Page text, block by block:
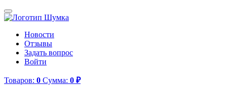
Новости
Отзывы
Задать вопрос
Войти
Товаров: 0 Сумма: 0 ₽